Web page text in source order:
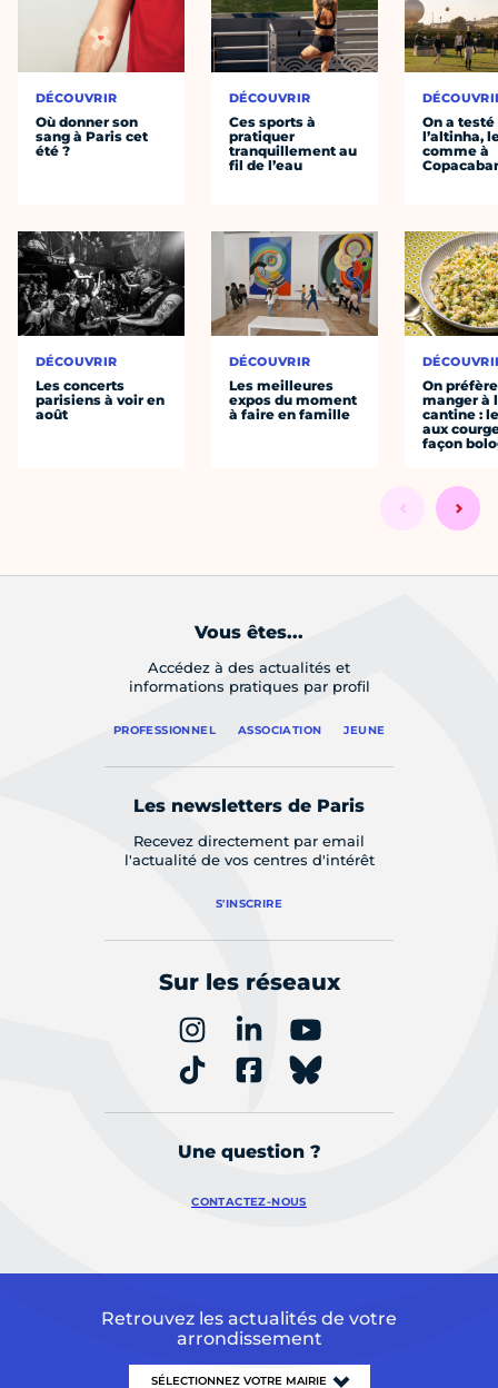
DÉCOUVRIR
Où donner son
sang à Paris cet
été ?
DÉCOUVRIR
Les concerts
parisiens à voir en
août
DÉCOUVRIR
Ces sports à
pratiquer
tranquillement au
fil de l’eau
DÉCOUVRIR
Les meilleures
expos du moment
à faire en famille
On a testé
l’altinha,
comme à
On préfère
manger à
cantine :
aux
façon
Vous êtes...
Accédez à des actualités et
informations pratiques par profil
PROFESSIONNEL ASSOCIATION JEUNE
Les newsletters de Paris
Recevez directement par email
l'actualité de vos centres d'intérêt
S'INSCRIRE
Sur les réseaux
Une question ?
CONTACTEZ-NOUS
Retrouvez les actualités de votre
arrondissement